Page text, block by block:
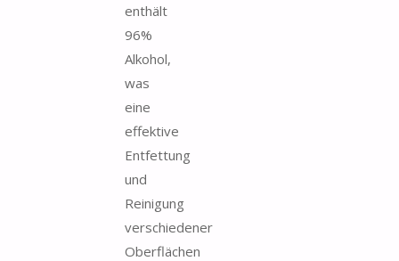
enthält
96%
Alkohol,
was
eine
effektive
Entfettung
und
Reinigung
verschiedener
Oberflächen